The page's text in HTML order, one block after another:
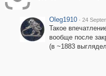
Oleg1910 · 24
Такое
вообще после
(в ~1883